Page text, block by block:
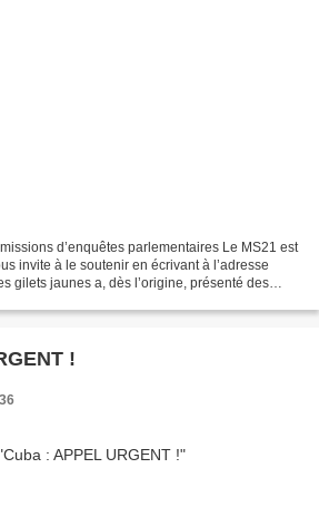
d’enquêtes parlementaires Le MS21 est
invite à le soutenir en écrivant à l’adresse
gilets jaunes a, dès l’origine, présenté des
!